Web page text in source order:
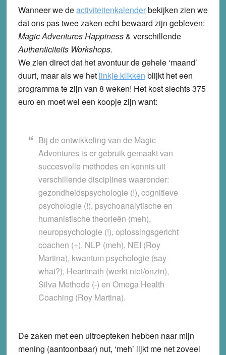
Wanneer we deactiviteitenkalenderbekijken zien we
dat ons pas twee zaken echt bewaard zijn gebleven:
Magic Adventures Happiness& verschillende
Authenticiteits Workshops.
We zien direct dat het avontuur de gehele ‘maand’
duurt, maar als we het linkje klikken blijkt het een
programma te zijn van 8 weken! Het kost slechts 375
euro en moet wel een koopje zijn want:
Bij de ontwikkeling van de Magic
Adventures is er gebruik gemaakt van
succesvolle methodes en kennis uit
verschillende disciplines waaronder:
gezondheidspsychologie (!), cognitieve
psychologie (!), psychoanalytische en
humanistische theorieën (meh),
neuropsychologie (!), oplossingsgericht
coachen (+), NLP (meh), NEI (Roy
Martina), kwantum psychologie (say
what?), Heartmath (werkt niet/onzin),
Silva Methode (-) en Omega Health
Coaching (Roy Martina).
De zaken met een uitroepteken hebben naar mijn
mening (aantoonbaar) nut, ‘meh’ lijkt me net zoveel